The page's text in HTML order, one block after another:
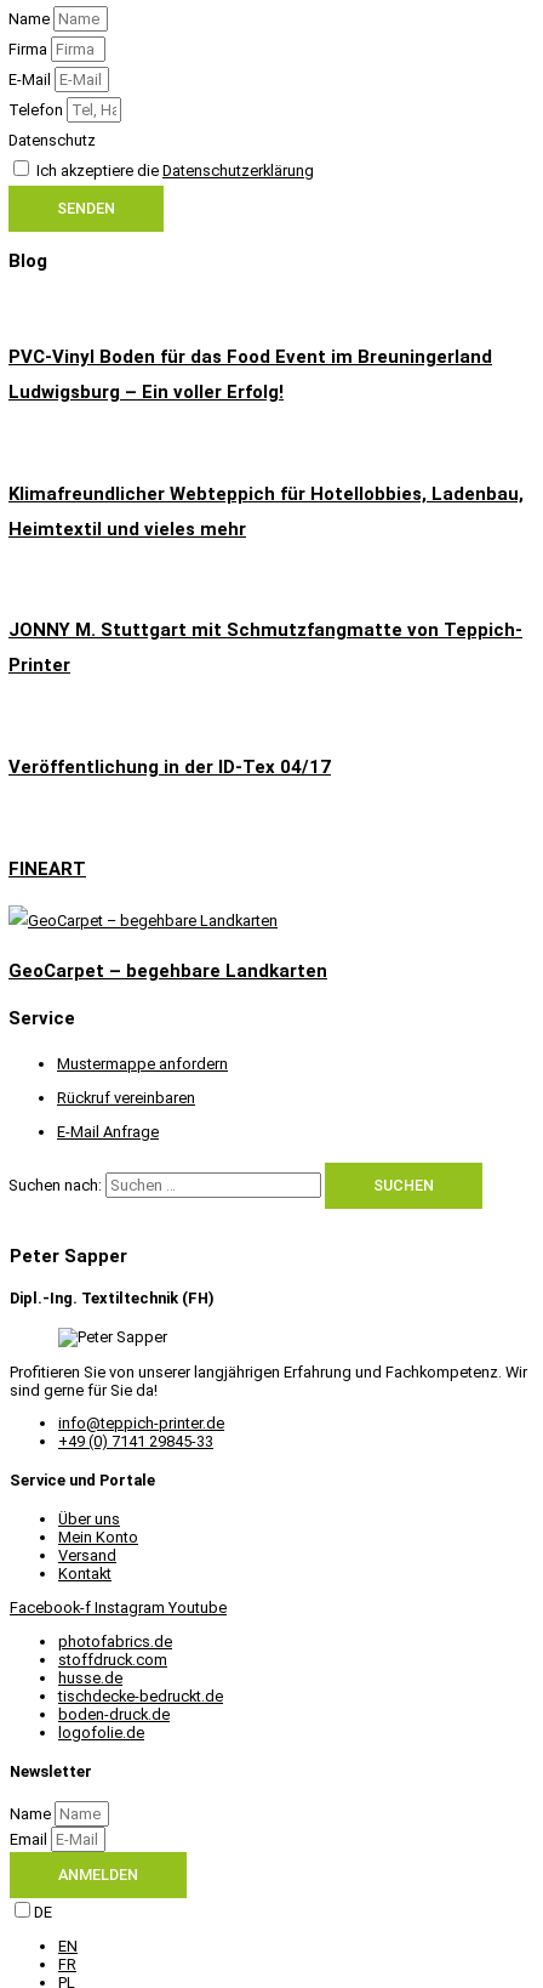
Name
Firma
E-Mail
Telefon
Datenschutz
Ich akzeptiere die Datenschutzerklärung
SENDEN
Blog
PVC-Vinyl Boden für das Food Event im Breuningerland
Ludwigsburg – Ein voller Erfolg!
Klimafreundlicher Webteppich für Hotellobbies, Ladenbau,
Heimtextil und vieles mehr
JONNY M. Stuttgart mit Schmutzfangmatte von Teppich-
Printer
Veröffentlichung in der ID-Tex 04/17
FINEART
GeoCarpet – begehbare Landkarten
Service
Mustermappe anfordern
Rückruf vereinbaren
E-Mail Anfrage
Suchen nach:
Peter Sapper
Dipl.-Ing. Textiltechnik (FH)
Profitieren Sie von unserer langjährigen Erfahrung und Fachkompetenz. Wir
sind gerne für Sie da!
info@teppich-printer.de
+49 (0) 7141 29845-33
Service und Portale
Über uns
Mein Konto
Versand
Kontakt
Facebook-f Instagram Youtube
photofabrics.de
stoffdruck.com
husse.de
tischdecke-bedruckt.de
boden-druck.de
logofolie.de
Newsletter
Name
Email
ANMELDEN
DE
EN
FR
PL